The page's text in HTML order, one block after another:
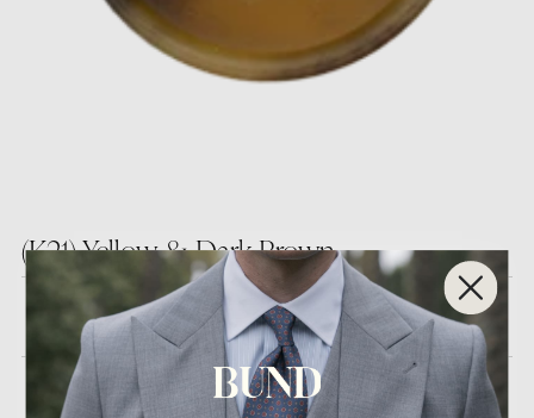
(K21) Yellow & Dark Brown
En stock